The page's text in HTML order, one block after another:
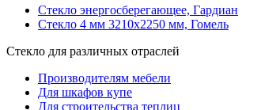
Стекло энергосберегающее, Гардиан
Стекло 4 мм 3210х2250 мм, Гомель
Стекло для различных отраслей
Производителям мебели
Для шкафов купе
Для строительства теплиц